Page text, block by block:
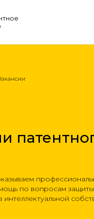
по вопросам
интеллектуальной